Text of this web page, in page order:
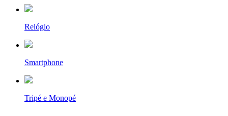
Relógio
Smartphone
Tripé e Monopé